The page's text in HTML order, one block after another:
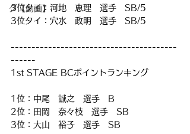
グ【動画】
3位タイ：河地　恵理　選手　SB/5
3位タイ：穴水　政明　選手　SB/5
----------------------------------------
------
1st STAGE BCポイントランキング
1位：中尾　誠之　選手　B
2位：田岡　奈々枝　選手　SB
3位：大山　裕子　選手　SB